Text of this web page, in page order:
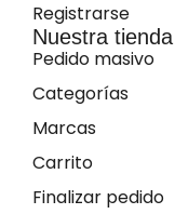
Registrarse
Nuestra tienda
Pedido masivo
Categorías
Marcas
Carrito
Finalizar pedido